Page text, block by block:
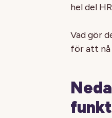
hel del
Vad gör
för att